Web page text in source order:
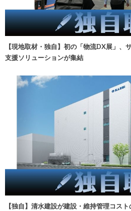
【現地取材・独自】初の「物流DX展」、
支援ソリューションが集結
【独自】清水建設が建設・維持管理コス